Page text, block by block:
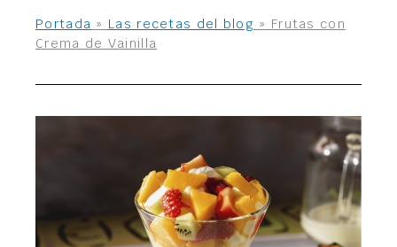
Portada » Las recetas del blog » Frutas con
Crema de Vainilla